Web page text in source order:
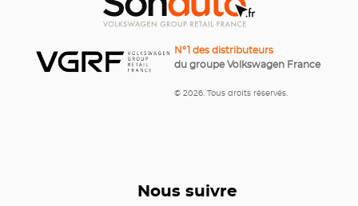
N°1 des distributeurs
du groupe Volkswagen France
© 2026. Tous droits réservés.
Nous suivre